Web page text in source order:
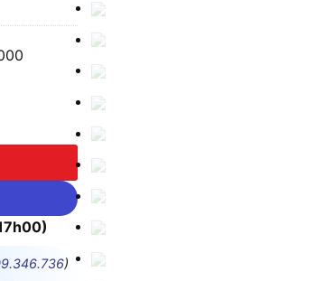
0.97〜200 Bar) số lượng
)